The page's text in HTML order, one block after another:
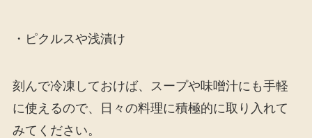
・ピクルスや浅漬け
刻んで冷凍しておけば、スープや味噌汁にも手軽
に使えるので、日々の料理に積極的に取り入れて
みてください。